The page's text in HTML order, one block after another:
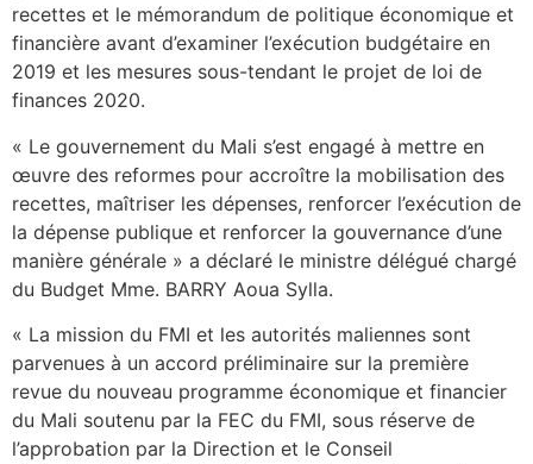
recettes et le mémorandum de politique économique et
financière avant d’examiner l’exécution budgétaire en
2019 et les mesures sous-tendant le projet de loi de
finances 2020.
« Le gouvernement du Mali s’est engagé à mettre en
œuvre des reformes pour accroître la mobilisation des
recettes, maîtriser les dépenses, renforcer l’exécution de
la dépense publique et renforcer la gouvernance d’une
manière générale » a déclaré le ministre délégué chargé
du Budget Mme. BARRY Aoua Sylla.
« La mission du FMI et les autorités maliennes sont
parvenues à un accord préliminaire sur la première
revue du nouveau programme économique et financier
du Mali soutenu par la FEC du FMI, sous réserve de
l’approbation par la Direction et le Conseil